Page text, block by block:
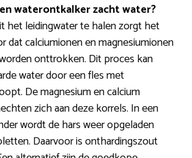
waterontkalker zacht water?
het leidingwater te halen zorgt het
dat calciumionen en magnesiumionen
onttrokken. Dit proces kan
water door een fles met
De magnesium en calcium
zich aan deze korrels. In een
wordt de hars weer opgeladen
Daarvoor is onthardingszout